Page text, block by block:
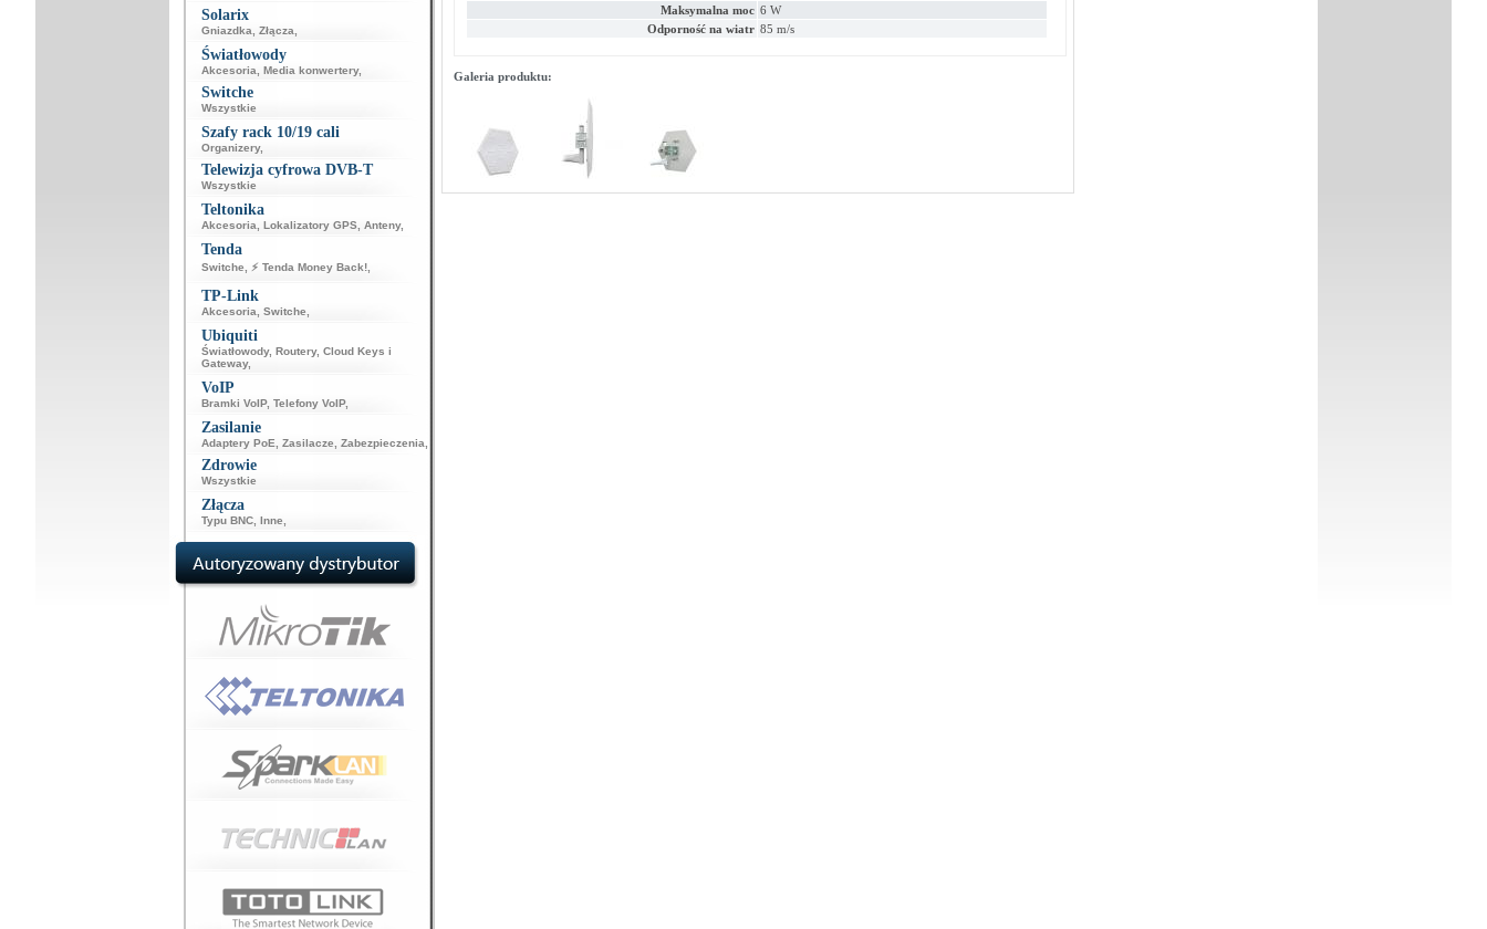
Solarix
Gniazdka Złącza
Światłowody
Akcesoria Media konwertery,
Switche
Wszystkie
Szafy rack 10/19 cali
Organizery,
Telewizja cyfrowa DVB-T
Wszystkie
Teltonika
Akcesoria Lokalizatory GPS, Anteny,
Tenda
Switche ⚡ Tenda Money Back!,
TP-Link
Akcesoria Switche
Ubiquiti
Światłowody, Routery, Cloud Keys i
Gateway,
VoIP
Bramki VoIP, Telefony VoIP,
Zasilanie
Adaptery PoE Zasilacze Zabezpieczenia
Zdrowie
Wszystkie
Złącza
Typu BNC, Inne
Maksymalna moc 6 W
Odporność na wiatr 85 m/s
Galeria produktu: